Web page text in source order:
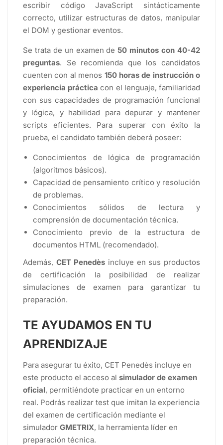
escribir código JavaScript sintácticamente
correcto, utilizar estructuras de datos, manipular
el DOM y gestionar eventos.
Se trata de un examen de50 minutos con 40-42
preguntas. Se recomienda que los candidatos
cuenten con al menos 150 horas de instrucción o
experiencia práctica con el lenguaje, familiaridad
con sus capacidades de programación funcional
y lógica, y habilidad para depurar y mantener
scripts eficientes. Para superar con éxito la
prueba, el candidato también deberá poseer:
Conocimientos de lógica de programación
(algoritmos básicos).
Capacidad de pensamiento crítico y resolución
de problemas.
Conocimientos sólidos de lectura y
comprensión de documentación técnica.
Conocimiento previo de la estructura de
documentos HTML (recomendado).
Además, CET Penedès incluye en sus productos
de certificación la posibilidad de realizar
simulaciones de examen para garantizar tu
preparación.
TE AYUDAMOS EN TU
APRENDIZAJE
Para asegurar tu éxito, CET Penedès incluye en
este producto el acceso al simulador de examen
oficial, permitiéndote practicar en un entorno
real. Podrás realizar test que imitan la experiencia
del examen de certificación mediante el
simulador GMETRIX, la herramienta líder en
preparación técnica.